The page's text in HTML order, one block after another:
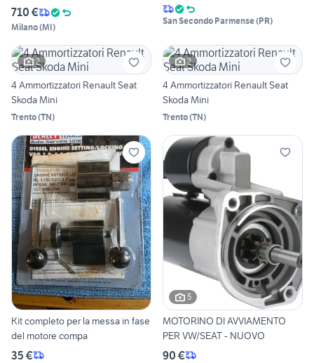
710 €
Milano(MI)
San Secondo Parmense(PR)
2
4 Ammortizzatori Renault Seat
Skoda Mini
Trento(TN)
2
4 Ammortizzatori Renault Seat
Skoda Mini
Trento(TN)
Kit completo per la messa in fase
del motore compa
35 €
5
MOTORINO DI AVVIAMENTO
PER VW/SEAT - NUOVO
90 €